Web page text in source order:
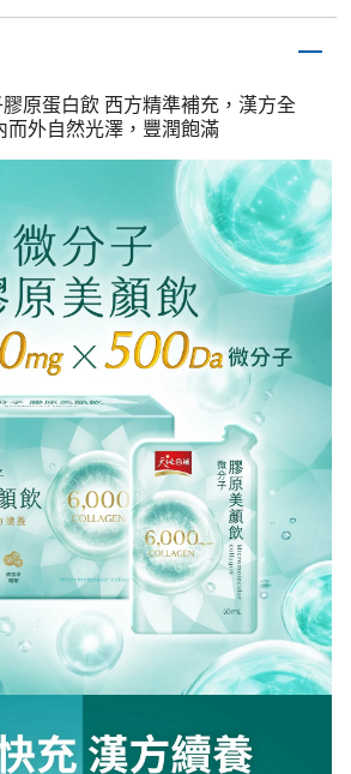
原蛋白飲 西方精準補充，漢方全
而外自然光澤，豐潤飽滿